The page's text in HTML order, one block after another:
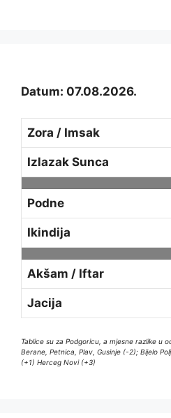
Datum: 07.08.2026.
Zora / Imsak
Izlazak Sunca
Podne
Ikindija
Akšam / Iftar
Jacija
Tablice su za Podgoricu, a mjesne razlike u
Berane, Petnica, Plav, Gusinje (-2); Bijelo
(+1) Herceg Novi (+3)